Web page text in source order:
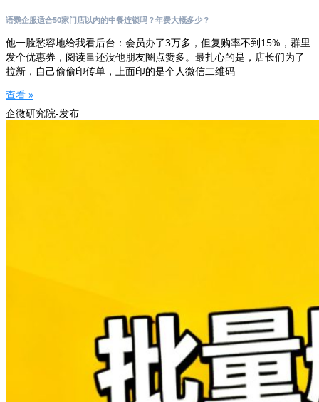
语鹦企服适合50家门店以内的中餐连锁吗？年费大概多少？
他一脸愁容地给我看后台：会员办了3万多，但复购率不到15%，群里
发个优惠券，阅读量还没他朋友圈点赞多。最扎心的是，店长们为了
拉新，自己偷偷印传单，上面印的是个人微信二维码
查看 »
企微研究院-发布